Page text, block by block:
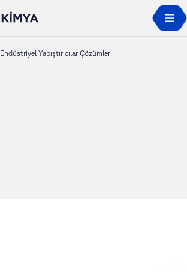
Endüstriyel Yapıştırıcılar Çözümleri